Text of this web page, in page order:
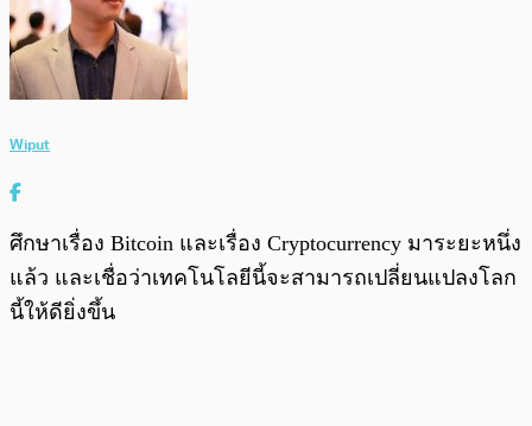
Wiput
ศึกษาเรื่อง Bitcoin และเรื่อง Cryptocurrency มาระยะหนึ่ง
แล้ว และเชื่อว่าเทคโนโลยีนี้จะสามารถเปลี่ยนแปลงโลก
นี้ให้ดียิ่งขึ้น